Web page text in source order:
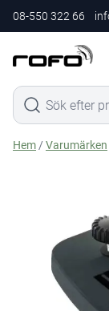
08-550 322 66
Hem /Varumärken